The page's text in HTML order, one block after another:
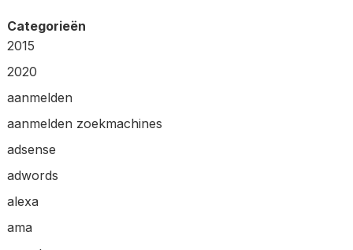
Categorieën
2015
2020
aanmelden
aanmelden zoekmachines
adsense
adwords
alexa
ama